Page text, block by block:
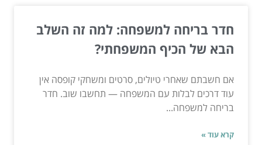
חדר בריחה למשפחה: למה זה השלב
הבא של הכיף המשפחתי?
אם חשבתם שאחרי טיולים, סרטים ומשחקי קופסה אין
עוד דרכים לבלות עם המשפחה — תחשבו שוב. חדר
בריחה למשפחה...
קרא עוד »